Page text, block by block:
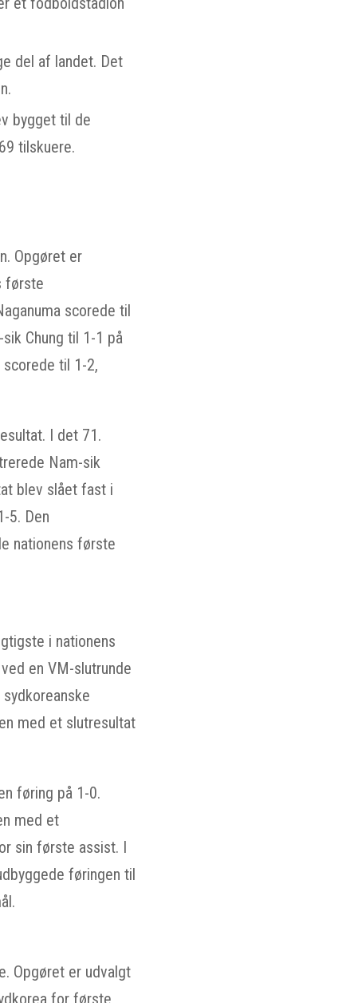
del af landet. Det
bygget til de
tilskuere.
Opgøret er
første
scorede til
Chung til 1-1 på
scorede til 1-2,
I det 71.
Nam-sik
blev slået fast i
5. Den
nationens første
i nationens
en VM-slutrunde
med et slutresultat
føring på 1-0.
med et
sin første assist. I
føringen til
Opgøret er udvalgt
for første